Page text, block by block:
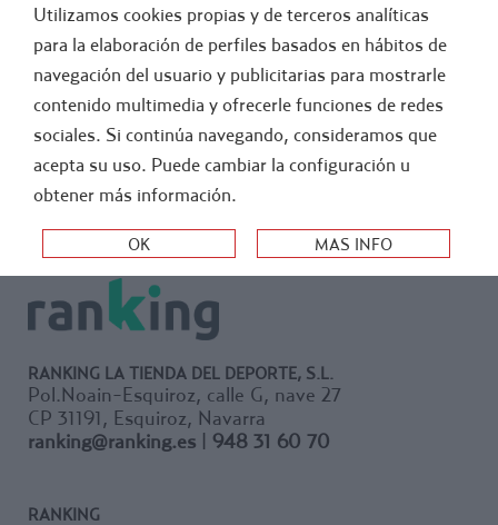
- FUTBOL > FUERA STOCK
ORDEN:
RANKING LA TIENDA DEL DEPORTE, S.L.
Pol.Noain-Esquiroz, calle G, nave 27
CP 31191, Esquiroz, Navarra
ranking@ranking.es
948 31 60 70
RANKING
Utilizamos cookies propias y de terceros analíticas
para la elaboración de perfiles basados en hábitos de
navegación del usuario y publicitarias para mostrarle
contenido multimedia y ofrecerle funciones de redes
sociales. Si continúa navegando, consideramos que
acepta su uso. Puede cambiar la configuración u
obtener más información.